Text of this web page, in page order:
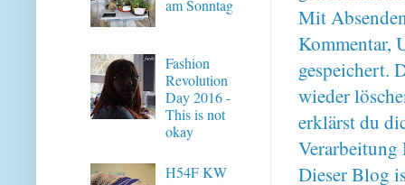
Mit
Kommentar,
gespeichert.
wieder
erklärst du
Verarbeitung
Dieser Blog
am Sonntag
Fashion
Revolution
Day 2016 -
This is not
okay
H54F KW